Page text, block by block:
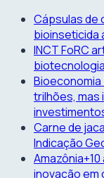
Skip
content
Cápsulas de
bioinseticida
INCT FoRC
Bioeconomia
trilhões, mas
Carne de
Indicação
inovação em